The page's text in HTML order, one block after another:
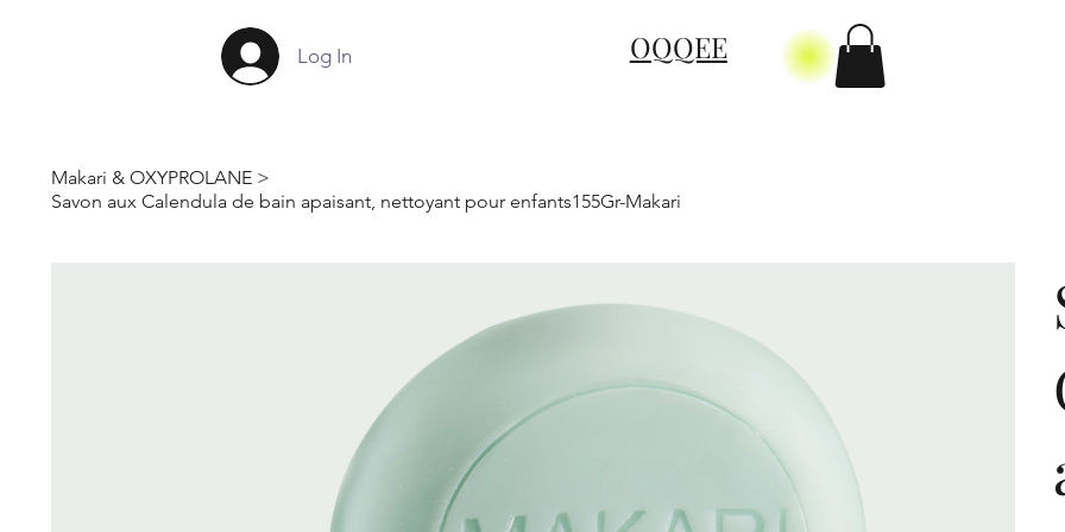
Log In OQQEE
Makari & OXYPROLANE >
Savon aux Calendula de bain apaisant, nettoyant pour enfants155Gr-Makari